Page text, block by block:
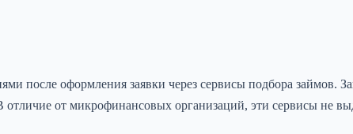
после оформления заявки через сервисы подбора займов.
от микрофинансовых организаций, эти сервисы не